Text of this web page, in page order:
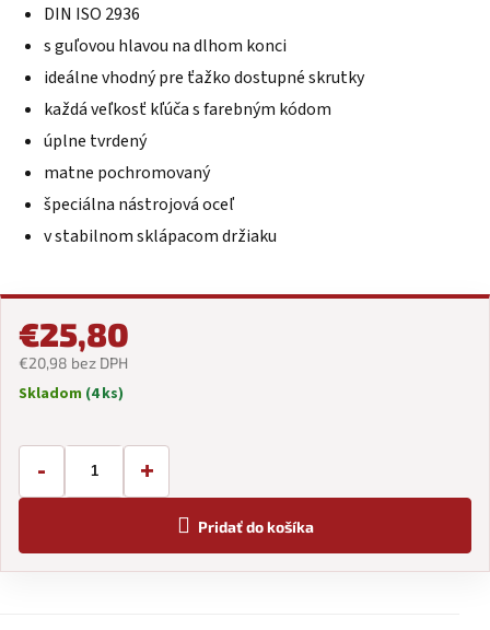
0,0
z
hviezdičiek.
DIN ISO 2936
s guľovou hlavou na dlhom konci
ideálne vhodný pre ťažko dostupné skrutky
každá veľkosť kľúča s farebným kódom
úplne tvrdený
matne pochromovaný
špeciálna nástrojová oceľ
v stabilnom sklápacom držiaku
€25,80
€20,98 bez DPH
Jednotková
Skladom (4 ks)
- +
Pridať do košíka